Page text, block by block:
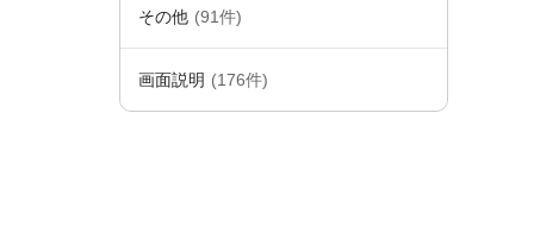
その他 (91件)
画面説明 (176件)